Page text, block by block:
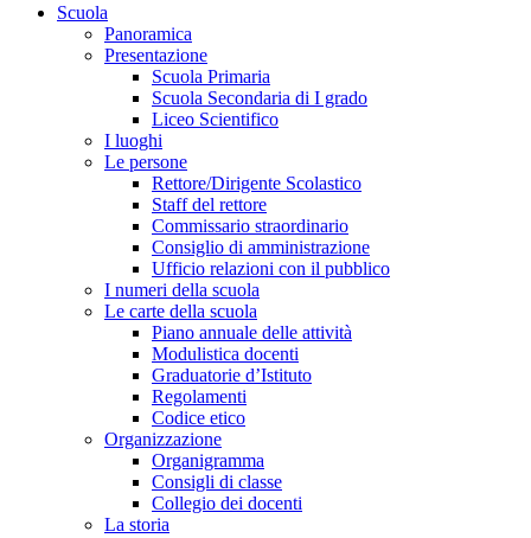
Scuola
Panoramica
Presentazione
Scuola Primaria
Scuola Secondaria di I grado
Liceo Scientifico
I luoghi
Le persone
Rettore/Dirigente Scolastico
Staff del rettore
Commissario straordinario
Consiglio di amministrazione
Ufficio relazioni con il pubblico
I numeri della scuola
Le carte della scuola
Piano annuale delle attività
Modulistica docenti
Graduatorie d’Istituto
Regolamenti
Codice etico
Organizzazione
Organigramma
Consigli di classe
Collegio dei docenti
La storia